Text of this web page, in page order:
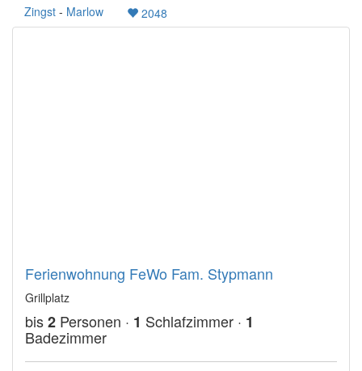
Zingst - Marlow 2048
Ferienwohnung FeWo Fam. Stypmann
Grillplatz
bis2 Personen · 1 Schlafzimmer · 1
Badezimmer